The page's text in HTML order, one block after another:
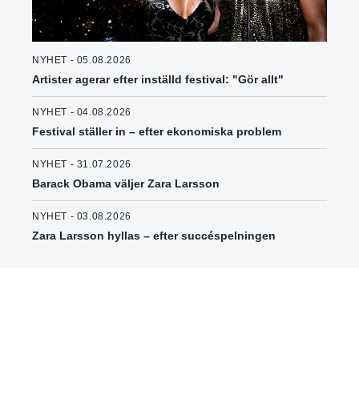
NYHET - 05.08.2026
Artister agerar efter inställd festival: "Gör allt"
NYHET - 04.08.2026
Festival ställer in – efter ekonomiska problem
NYHET - 31.07.2026
Barack Obama väljer Zara Larsson
NYHET - 03.08.2026
Zara Larsson hyllas – efter succéspelningen